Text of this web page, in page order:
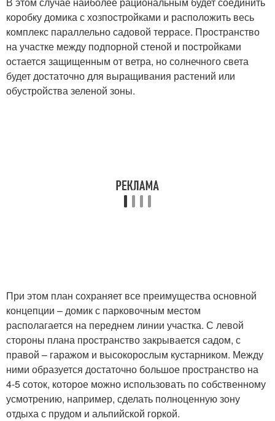
коробку домика с хозпостройками и расположить весь
комплекс параллельно садовой террасе. Пространство
на участке между подпорной стеной и постройками
остается защищенным от ветра, но солнечного света
будет достаточно для выращивания растений или
обустройства зеленой зоны.
При этом план сохраняет все преимущества основной
концепции – домик с парковочным местом
располагается на переднем линии участка. С левой
стороны плана пространство закрывается садом, с
правой – гаражом и высокорослым кустарником. Между
ними образуется достаточно большое пространство на
4-5 соток, которое можно использовать по собственному
усмотрению, например, сделать полноценную зону
отдыха с прудом и альпийской горкой.